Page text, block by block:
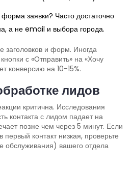
заявки? Часто достаточно
а не email и выбора города.
заголовков и форм. Иногда
с «Отправить» на «Хочу
конверсию на 10-15%.
лидов
критична. Исследования
контакта с лидом падает на
позже чем через 5 минут. Если
первый контакт низкая, проверьте
обслуживания) вашего отдела